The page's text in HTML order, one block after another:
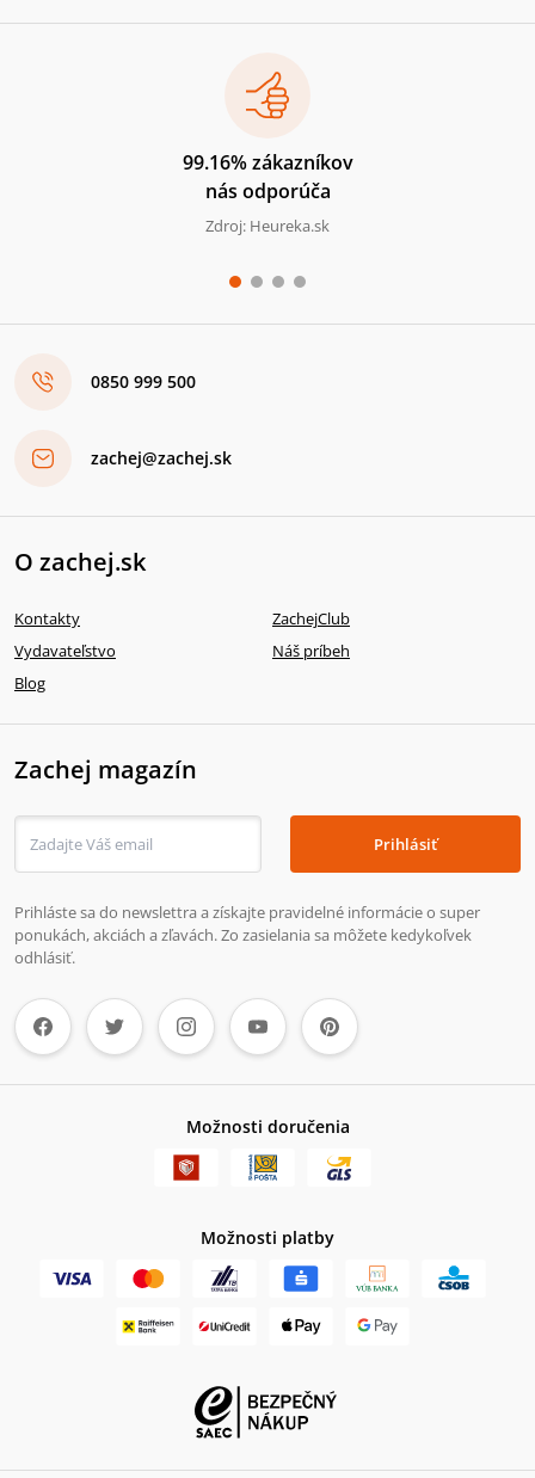
99.16% zákazníkov
nás odporúča
Zdroj: Heureka.sk
0850 999 500
zachej@zachej.sk
O zachej.sk
Kontakty
ZachejClub
Vydavateľstvo
Náš príbeh
Blog
Zachej magazín
Prihlásiť
Prihláste sa do newslettra a získajte pravidelné informácie o super
ponukách, akciách a zľavách. Zo zasielania sa môžete kedykoľvek
odhlásiť.
Možnosti doručenia
Možnosti platby